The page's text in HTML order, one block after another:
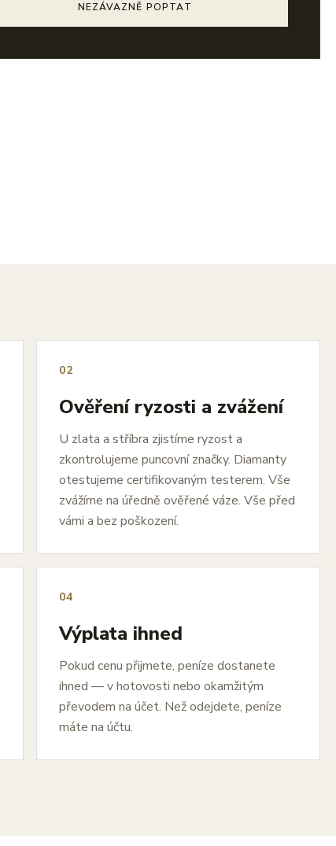
NEZÁVAZNĚ POPTAT
02
Ověření ryzosti a zvážení
U zlata a stříbra zjistíme ryzost a
zkontrolujeme puncovní značky. Diamanty
otestujeme certifikovaným testerem. Vše
zvážíme na úředně ověřené váze. Vše před
vámi a bez poškození.
04
Výplata ihned
Pokud cenu přijmete, peníze dostanete
ihned — v hotovosti nebo okamžitým
převodem na účet. Než odejdete, peníze
máte na účtu.